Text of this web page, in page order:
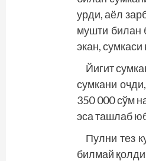
урди, аёл
мушти билан
экан,
Йигит
сумкани
350 000 сўм
эса ташлаб
Пулни тез
билмай